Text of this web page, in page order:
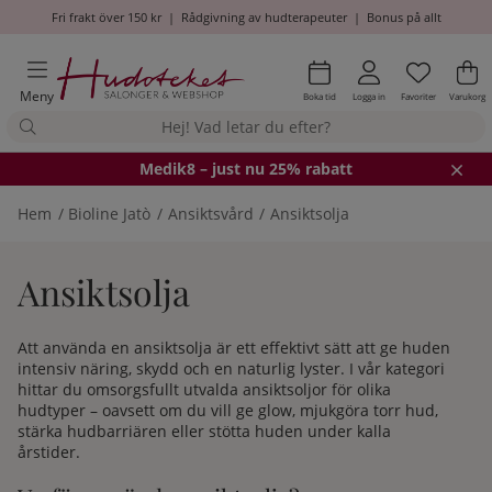
Fri frakt över 150 kr| Rådgivning av hudterapeuter| Bonus på allt
Meny Boka tid Logga in Antal i
.
Favoriter .
Varukorg
Medik8 – just nu 25% rabatt
Hem Bioline Jatò Ansiktsvård Ansiktsolja
Ansiktsolja
Att använda en ansiktsolja är ett effektivt sätt att ge huden
intensiv näring, skydd och en naturlig lyster. I vår kategori
hittar du omsorgsfullt utvalda ansiktsoljor för olika
hudtyper – oavsett om du vill ge glow, mjukgöra torr hud,
stärka hudbarriären eller stötta huden under kalla
årstider.